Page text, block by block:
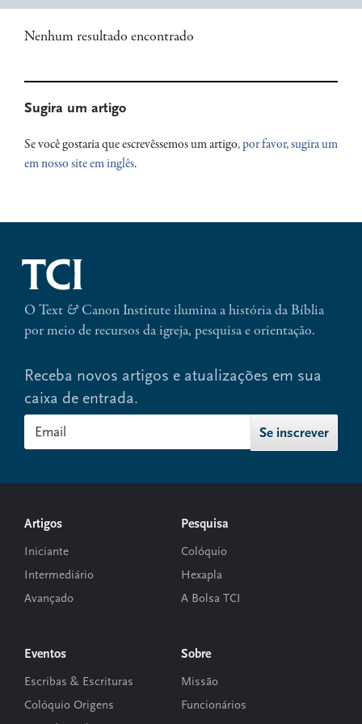
Nenhum resultado encontrado
Sidebar
Sugira um artigo
Se você gostaria que escrevêssemos um artigo, por favor, sugira um
em nosso site em inglês.
O Text &Canon Institute ilumina a história da Bíblia
por meio de recursos da igreja, pesquisa e orientação.
Receba novos artigos e atualizações em sua
caixa de entrada.
Footer
Artigos
Iniciante
Intermediário
Avançado
Pesquisa
Colóquio
Hexapla
A Bolsa TCI
Eventos
Escribas & Escrituras
Colóquio Origens
Sobre
Missão
Funcionários